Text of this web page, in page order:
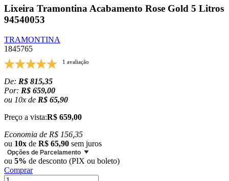
Lixeira Tramontina Acabamento Rose Gold 5 Litros
94540053
TRAMONTINA
1845765
1 avaliação
De: R$ 815,35
Por: R$ 659,00
ou 10x de R$ 65,90
Preço a vista:R$ 659,00
Economia de R$ 156,35
ou 10x de R$ 65,90 sem juros
Opções de Parcelamento
ou 5% de desconto (PIX ou boleto)
Comprar